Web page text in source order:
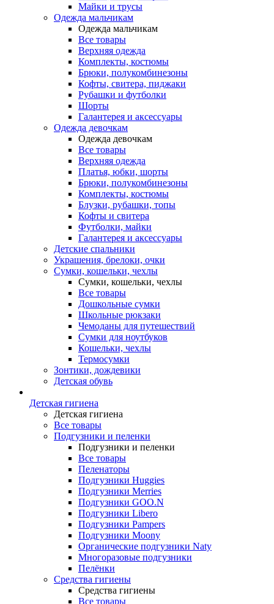
Майки и трусы
Одежда мальчикам
Одежда мальчикам
Все товары
Верхняя одежда
Комплекты, костюмы
Брюки, полукомбинезоны
Кофты, свитера, пиджаки
Рубашки и футболки
Шорты
Галантерея и аксессуары
Одежда девочкам
Одежда девочкам
Все товары
Верхняя одежда
Платья, юбки, шорты
Брюки, полукомбинезоны
Комплекты, костюмы
Блузки, рубашки, топы
Кофты и свитера
Футболки, майки
Галантерея и аксессуары
Детские спальники
Украшения, брелоки, очки
Сумки, кошельки, чехлы
Сумки, кошельки, чехлы
Все товары
Дошкольные сумки
Школьные рюкзаки
Чемоданы для путешествий
Сумки для ноутбуков
Кошельки, чехлы
Термосумки
Зонтики, дождевики
Детская обувь
Детская гигиена
Детская гигиена
Все товары
Подгузники и пеленки
Подгузники и пеленки
Все товары
Пеленаторы
Подгузники Huggies
Подгузники Merries
Подгузники GOO.N
Подгузники Libero
Подгузники Pampers
Подгузники Moony
Органические подгузники Naty
Многоразовые подгузники
Пелёнки
Средства гигиены
Средства гигиены
Все товары